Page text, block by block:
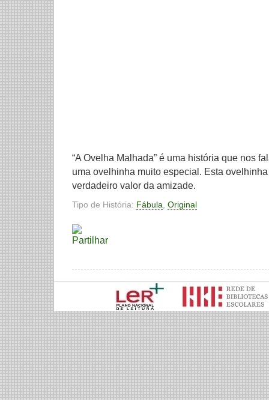
“A Ovelha Malhada” é uma história que nos
uma ovelhinha muito especial. Esta
verdadeiro valor da amizade.
Tipo de História: Fábula Original